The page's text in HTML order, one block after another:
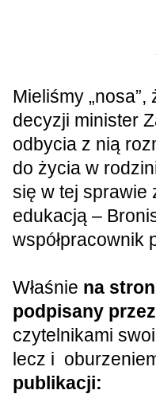
Mieliśmy
decyzji minister
odbycia z nią
do życia w
się w tej sprawie
edukacją –
współpracownik
Właśnie na
podpisany
czytelnikami
lecz i
publikacji: